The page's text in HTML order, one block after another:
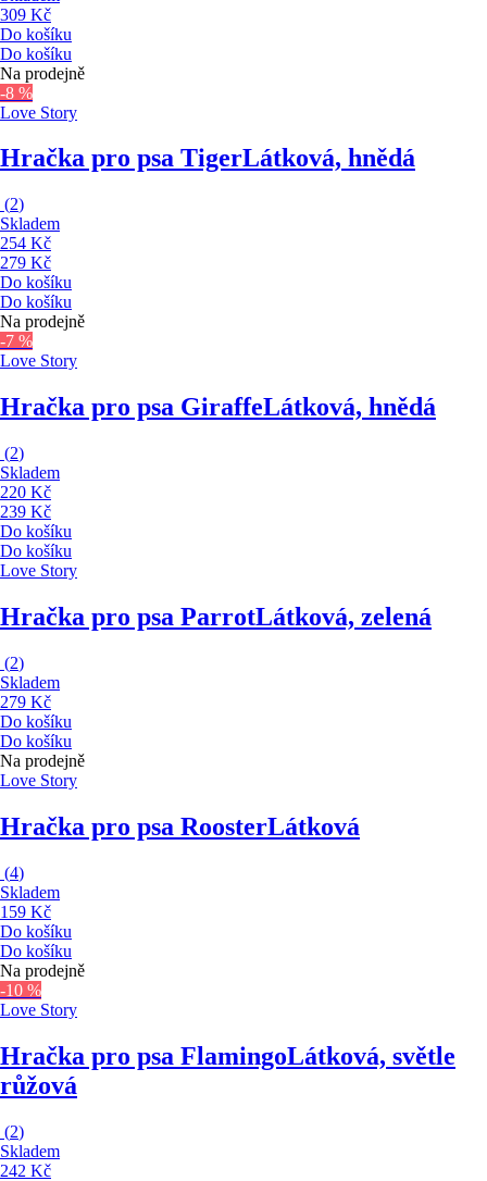
309 Kč
Do košíku
Do košíku
Na prodejně
-8 %
Love Story
Hračka pro psa TigerLátková, hnědá
(2)
Skladem
254 Kč
279 Kč
Do košíku
Do košíku
Na prodejně
-7 %
Love Story
Hračka pro psa GiraffeLátková, hnědá
(2)
Skladem
220 Kč
239 Kč
Do košíku
Do košíku
Love Story
Hračka pro psa ParrotLátková, zelená
(2)
Skladem
279 Kč
Do košíku
Do košíku
Na prodejně
Love Story
Hračka pro psa RoosterLátková
(4)
Skladem
159 Kč
Do košíku
Do košíku
Na prodejně
-10 %
Love Story
Hračka pro psa FlamingoLátková, světle
růžová
(2)
Skladem
242 Kč